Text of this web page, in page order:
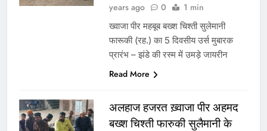
years ago
0 1 min
ख्वाजा पीर महबूब बख्श चिश्ती सुलेमानी
फारूकी (रह.) का 5 दिवसीय उर्स मुबारक
प्रारंभ – झंडे की रस्म में उमड़े जायरीन
Read More
अलहाज हजरत ख़्वाजा पीर अहमद
बख्श चिश्ती फारुकी सुलैमानी के